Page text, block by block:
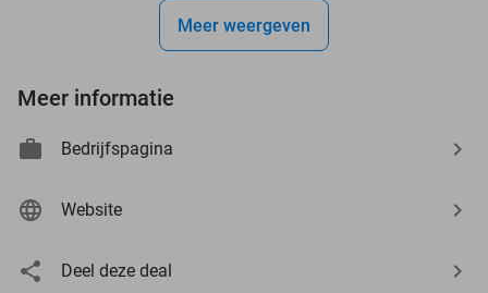
Meer weergeven
Meer informatie
Bedrijfspagina
Website
Deel deze deal